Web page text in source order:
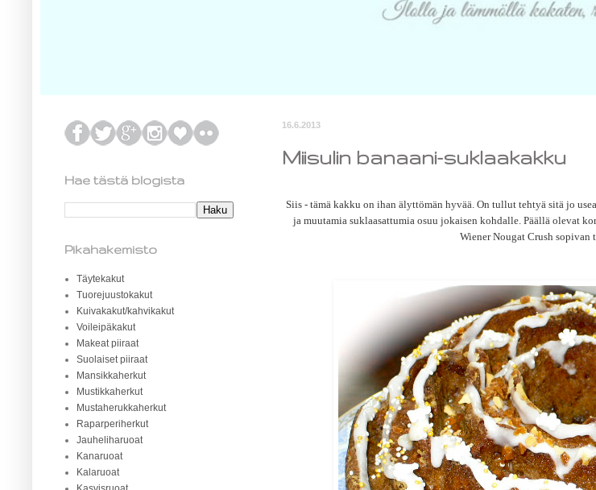
16.6.2013
Miisulin banaani-suklaakakku
Siis - tämä kakku on ihan älyttömän hyvää. On tullut tehtyä sitä jo
ja muutamia suklaasattumia osuu jokaisen kohdalle. Päällä olevat
Wiener Nougat Crush
Hae tästä blogista
Pikahakemisto
Täytekakut
Tuorejuustokakut
Kuivakakut/kahvikakut
Voileipäkakut
Makeat piiraat
Suolaiset piiraat
Mansikkaherkut
Mustikkaherkut
Mustaherukkaherkut
Raparperiherkut
Jauheliharuoat
Kanaruoat
Kalaruoat